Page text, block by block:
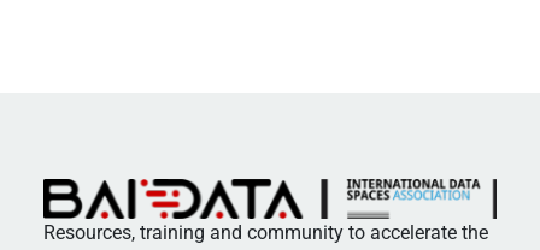
Resources, training and community to accelerate the